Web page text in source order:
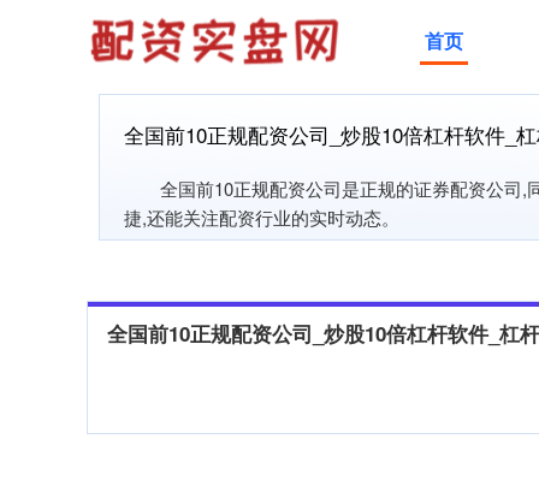
首页
全国前10正规配资公司_炒股10倍杠杆软件_
全国前10正规配资公司是正规的证券配资公司
捷,还能关注配资行业的实时动态。
全国前10正规配资公司_炒股10倍杠杆软件_杠